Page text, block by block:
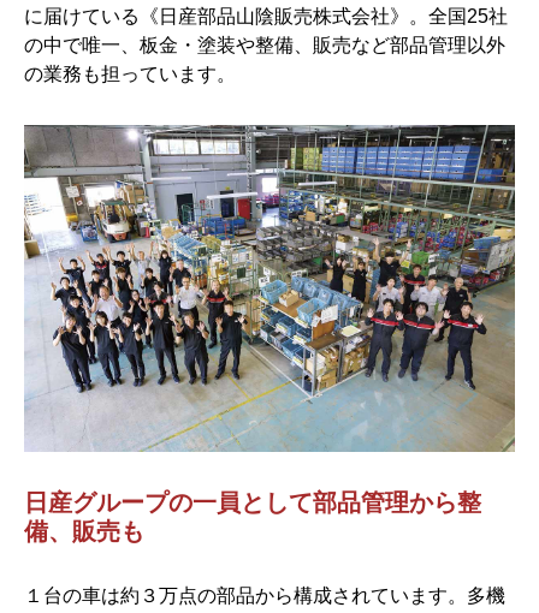
に届けている《日産部品山陰販売株式会社》。全国25社
の中で唯一、板金・塗装や整備、販売など部品管理以外
の業務も担っています。
日産グループの一員として部品管理から整
備、販売も
１台の車は約３万点の部品から構成されています。多機